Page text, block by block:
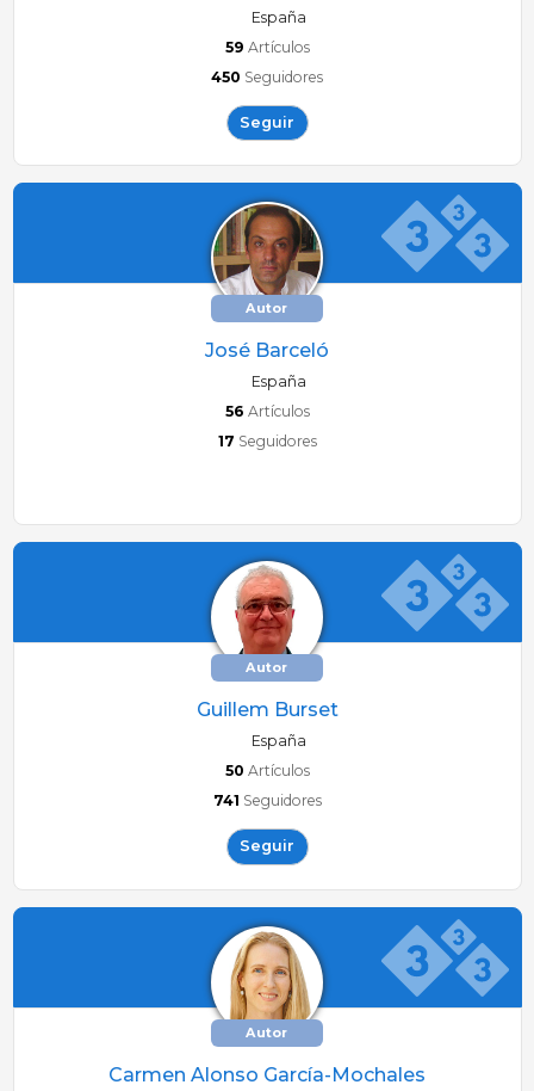
España
59 Artículos
450 Seguidores
Seguir
Autor
José Barceló
España
56 Artículos
17 Seguidores
Autor
Guillem Burset
España
50 Artículos
741 Seguidores
Seguir
Autor
Carmen Alonso García-Mochales